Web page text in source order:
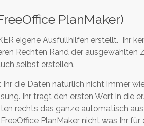
PlanMaker)
eigene Ausfüllhilfen erstellt. Ihr
Rechten Rand der ausgewählten
selbst erstellen.
die Daten natürlich nicht immer
Ihr tragt den ersten Wert in die
rechts das ganze automatisch
PlanMaker nicht was Ihr für